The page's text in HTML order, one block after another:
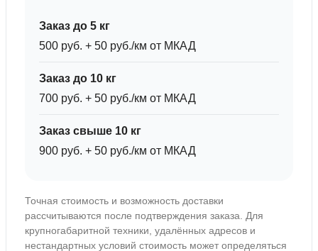
Заказ до 5 кг
500 руб. + 50 руб./км от МКАД
Заказ до 10 кг
700 руб. + 50 руб./км от МКАД
Заказ свыше 10 кг
900 руб. + 50 руб./км от МКАД
Точная стоимость и возможность доставки
рассчитываются после подтверждения заказа. Для
крупногабаритной техники, удалённых адресов и
нестандартных условий стоимость может определяться